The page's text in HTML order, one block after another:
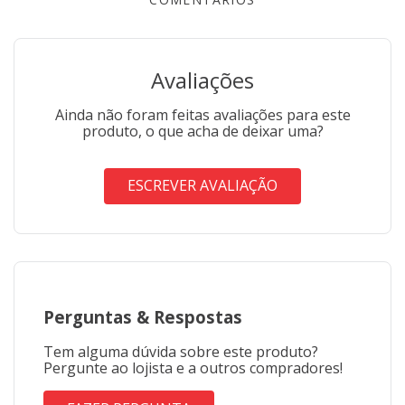
Avaliações
Ainda não foram feitas avaliações para este
produto, o que acha de deixar uma?
ESCREVER AVALIAÇÃO
Perguntas & Respostas
Tem alguma dúvida sobre este produto?
Pergunte ao lojista e a outros compradores!